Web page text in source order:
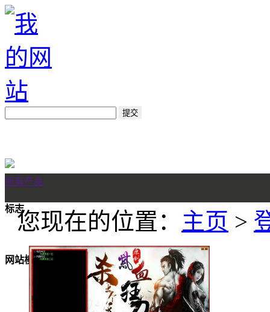
所有产品
标志
网站模板
您现在的位置： 主页 >